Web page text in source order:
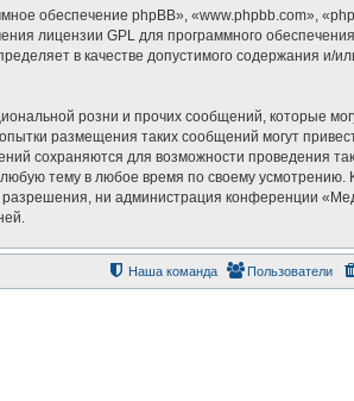
обеспечение phpBB», «www.phpbb.com»,
лицензии GPL для программного
в качестве допустимого содержания и/
розни и прочих сообщений, которые
размещения таких сообщений могут
сохраняются для возможности проведения
тему в любое время по своему усмотрению.
ни администрация конференции
Пользователи
Наша команда